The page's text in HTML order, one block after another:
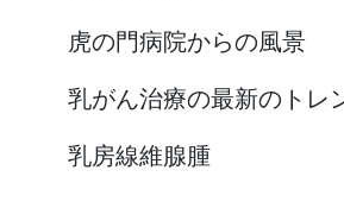
虎の門病院からの風景
乳がん治療の最新のトレ
乳房線維腺腫